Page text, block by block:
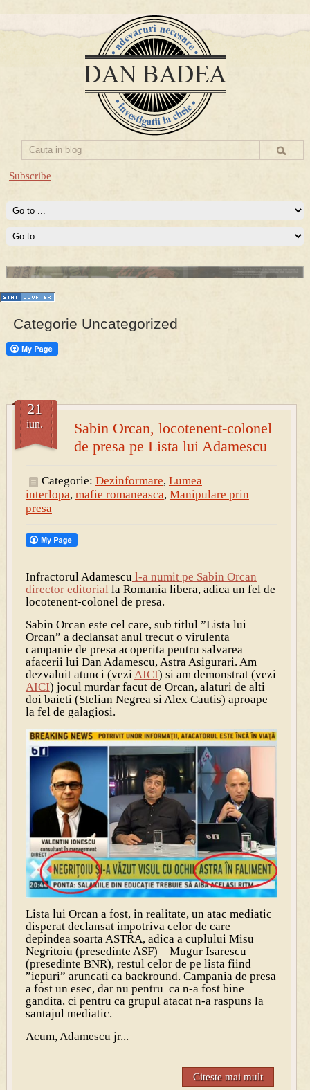
Subscribe
Prima mea carte publicata (Nemira)
Averea Presedintelui: prima lucrare despre controversatele
conturi secrete ale Securitatii.
Categorie Uncategorized
Sabin Orcan, locotenent-colonel
de presa pe Lista lui Adamescu
21
iun.
Categorie: Dezinformare, Lumea
interlopa, mafie romaneasca, Manipulare prin
presa
Infractorul Adamescu l-a numit pe Sabin Orcan
director editorialla Romania libera, adica un fel de
locotenent-colonel de presa.
Sabin Orcan este cel care, sub titlul ”Lista lui
Orcan” a declansat anul trecut o virulenta
campanie de presa acoperita pentru salvarea
afacerii lui Dan Adamescu, Astra Asigurari. Am
dezvaluit atunci (veziAICI) si am demonstrat (vezi
AICI) jocul murdar facut de Orcan, alaturi de alti
doi baieti (Stelian Negrea si Alex Cautis) aproape
la fel de galagiosi.
Lista lui Orcan a fost, in realitate, un atac mediatic
disperat declansat impotriva celor de care
depindea soarta ASTRA, adica a cuplului Misu
Negritoiu (presedinte ASF) – Mugur Isarescu
(presedinte BNR), restul celor de pe lista fiind
”iepuri” aruncati ca backround. Campania de presa
a fost un esec, dar nu pentru ca n-a fost bine
gandita, ci pentru ca grupul atacat n-a raspuns la
santajul mediatic.
Acum, Adamescu jr...
Citeste mai mult